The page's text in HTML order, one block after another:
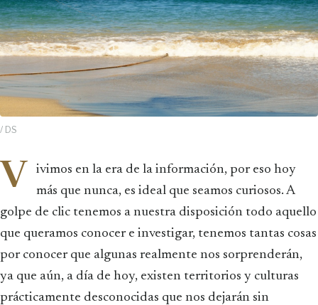
/ DS
V
ivimos en la era de la información, por eso hoy
más que nunca, es ideal que seamos curiosos. A
golpe de clic tenemos a nuestra disposición todo aquello
que queramos conocer e investigar, tenemos tantas cosas
por conocer que algunas realmente nos sorprenderán,
ya que aún, a día de hoy, existen territorios y culturas
prácticamente desconocidas que nos dejarán sin